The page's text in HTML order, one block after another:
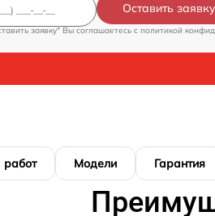
Оставить заявку
заявку" Вы соглашаетесь c политикой
Модели Гарантия